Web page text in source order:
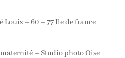
Louis – 60 – 77 Ile de france
maternité – Studio photo Oise